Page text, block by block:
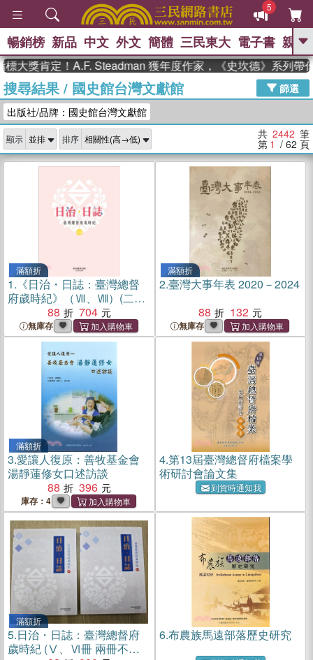
5
GO
熱搜： 東野圭吾 高希均教授回憶錄
、 The Odyssey 、 父親節 、 如果歷
史是一群喵
獎 臺灣漫遊錄 、 方念華 、 台灣的李
登輝時代
數學女孩：黎曼猜想 、
偉大的迷走神經
暢銷榜 新品 中文 外文 簡體 三民東大 電子書 親子
定！A.F. Steadman 獲年度作家，《史坎德》系列帶你踏上熱
搜尋結果/ 國史館台灣文獻館
篩選
出版社/品牌：國史館台灣文獻館
顯示 排序 共 2442 筆
第 1 / 62 頁
滿額折
1. 《日治・日誌：臺灣總督
府歲時紀》（Ⅶ、Ⅷ）(二冊
88 704
無庫存
滿額折
2.臺灣大事年表 2020－2024
88
132
無庫存
滿額折
3.愛讓人復原：善牧基金會
湯靜蓮修女口述訪談
88
396
庫存：4
4.第13屆臺灣總督府檔案學
術研討會論文集
到貨時通知我
滿額折
5.日治・日誌：臺灣總督府
歲時紀 (Ⅴ、Ⅵ冊 兩冊不分
6.布農族馬遠部落歷史研究